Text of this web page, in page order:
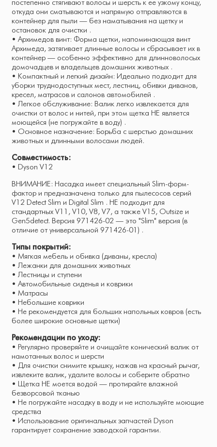
постепенно стягивают волосы и шерсть к ее узкому концу,
откуда они сматываются и напрямую отправляются в
контейнер для пыли — без наматывания на щетку и
остановок для очистки .
• Архимедов винт: Форма щетки, напоминающая винт
Архимеда, затягивает длинные волосы и сбрасывает их в
контейнер — особенно эффективно для длинноволосых
домочадцев и владельцев домашних животных .
• Компактный и легкий дизайн: Идеально подходит для
уборки труднодоступных мест, лестниц, обивки диванов,
кресел, матрасов и салонов автомобилей .
• Легкое обслуживание: Валик легко извлекается для
очистки от волос и нитей, при этом щетка НЕ является
моющейся (не погружайте в воду) .
• Основное назначение: Борьба с шерстью домашних
животных и длинными волосами людей.
Совместимость:
• Dyson V12
ВНИМАНИЕ: Насадка имеет специальный Slim-форм-
фактор и предназначена только для пылесосов серий
V12 Detect Slim и Digital Slim . НЕ подходит для
стандартных V11, V10, V8, V7, а также V15, Outsize и
Gen5detect. Версия 971426-02 — это "Slim" версия (в
отличие от универсальной 971426-01) .
Типы покрытий:
• Мягкая мебель и обивка (диваны, кресла)
• Лежанки для домашних животных
• Лестницы и ступени
• Автомобильные сиденья и коврики
• Матрасы
• Небольшие коврики
• Не рекомендуется для больших напольных ковров (есть
более широкие основные щетки)
Рекомендации по уходу:
• Регулярно проверяйте и очищайте конический валик от
намотанных волос и шерсти
• Для очистки снимите крышку, нажав на красный рычаг,
извлеките валик, удалите волосы и соберите обратно
• Щетка НЕ моется водой — протирайте влажной
безворсовой тканью
• Не погружайте насадку в воду и не используйте моющие
средства
• Использование оригинальных запчастей Dyson
гарантирует сохранение заводской гарантии.